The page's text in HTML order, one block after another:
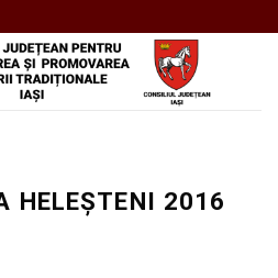
HELEȘTENI 2016